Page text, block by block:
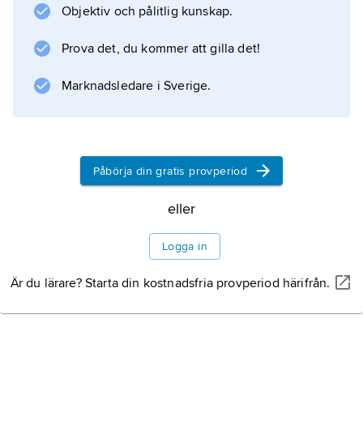
så att den passerar förbi frakturen för att
Objektiv och pålitlig kunskap.
Prova det, du kommer att gilla det!
Marknadsledare i Sverige.
Påbörja din gratis provperiod
eller
Logga in
Är du lärare? Starta din kostnadsfria provperiod härifrån.